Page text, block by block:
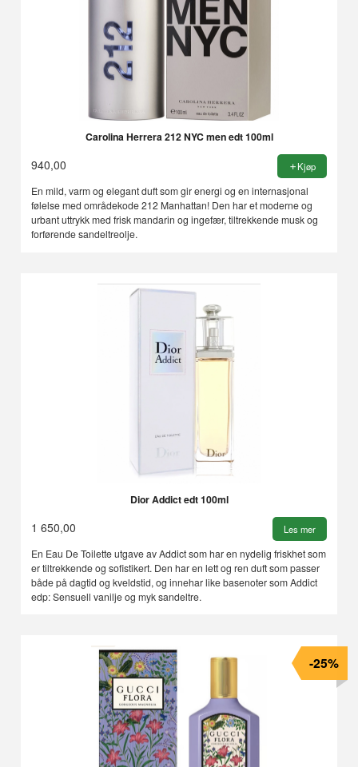
Carolina Herrera 212 NYC men edt 100ml
940,00 Kjøp
En mild, varm og elegant duft som gir energi og en internasjonal
følelse med områdekode 212 Manhattan! Den har et moderne og
urbant uttrykk med frisk mandarin og ingefær, tiltrekkende musk og
forførende sandeltreolje.
Dior Addict edt 100ml
1 650,00 Les mer
En Eau De Toilette utgave av Addict som har en nydelig friskhet som
er tiltrekkende og sofistikert. Den har en lett og ren duft som passer
både på dagtid og kveldstid, og innehar like basenoter som Addict
edp: Sensuell vanilje og myk sandeltre.
-25%